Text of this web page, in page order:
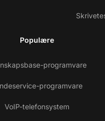
Populære
programvare
programvare
VoIP-telefonsystem